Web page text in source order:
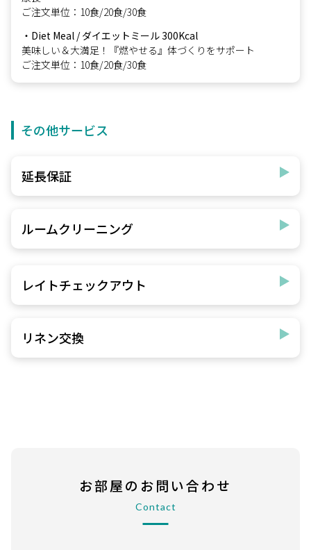
ご注文単位：10食/20食/30食
・Diet Meal / ダイエットミール 300Kcal
美味しい＆大満足！『燃やせる』体づくりをサポート
ご注文単位：10食/20食/30食
その他サービス
延長保証
ルームクリーニング
レイトチェックアウト
リネン交換
お部屋のお問い合わせ
Contact